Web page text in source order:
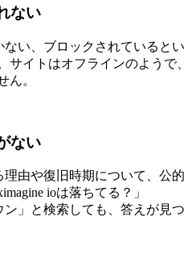
ない
ない、ブロックされているとい
サイトはオフラインのようで、
ん。
ない
理由や復旧時期について、公的
ioは落ちてる？」
ン」と検索しても、答えが見つ